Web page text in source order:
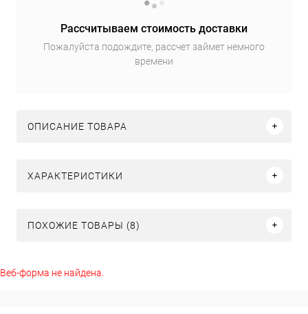
Рассчитываем стоимость доставки
Пожалуйста подождите, рассчет займет немного
времени
ОПИСАНИЕ ТОВАРА
ХАРАКТЕРИСТИКИ
ПОХОЖИЕ ТОВАРЫ (8)
Веб-форма не найдена.